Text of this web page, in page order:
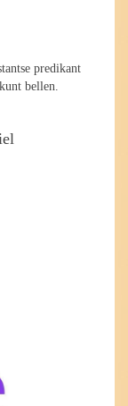
predikant
bellen.